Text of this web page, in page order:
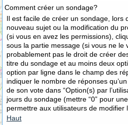
Comment créer un sondage?
Il est facile de créer un sondage, lors
nouveau sujet ou la modification du
(si vous en avez les permissions),
sous la partie message (si vous ne le
probablement pas le droit de créer
titre du sondage et au moins deux
option par ligne dans le champ des
indiquer le nombre de réponses
de son vote dans “Option(s) par
jours du sondage (mettre “0” pour
permettre aux utilisateurs de modifier
Haut